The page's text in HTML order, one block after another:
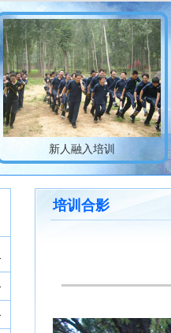
新人融入培训
培训合影